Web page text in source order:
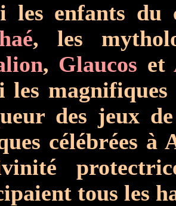
les enfants
, les
, Glaucos et
les
des jeux de
célébrées à
tous les